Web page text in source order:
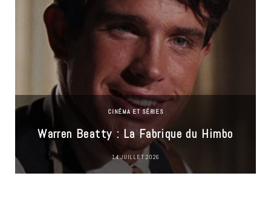
CINÉMA ET SÉRIES
Warren Beatty : La Fabrique du Himbo
14 JUILLET 2026